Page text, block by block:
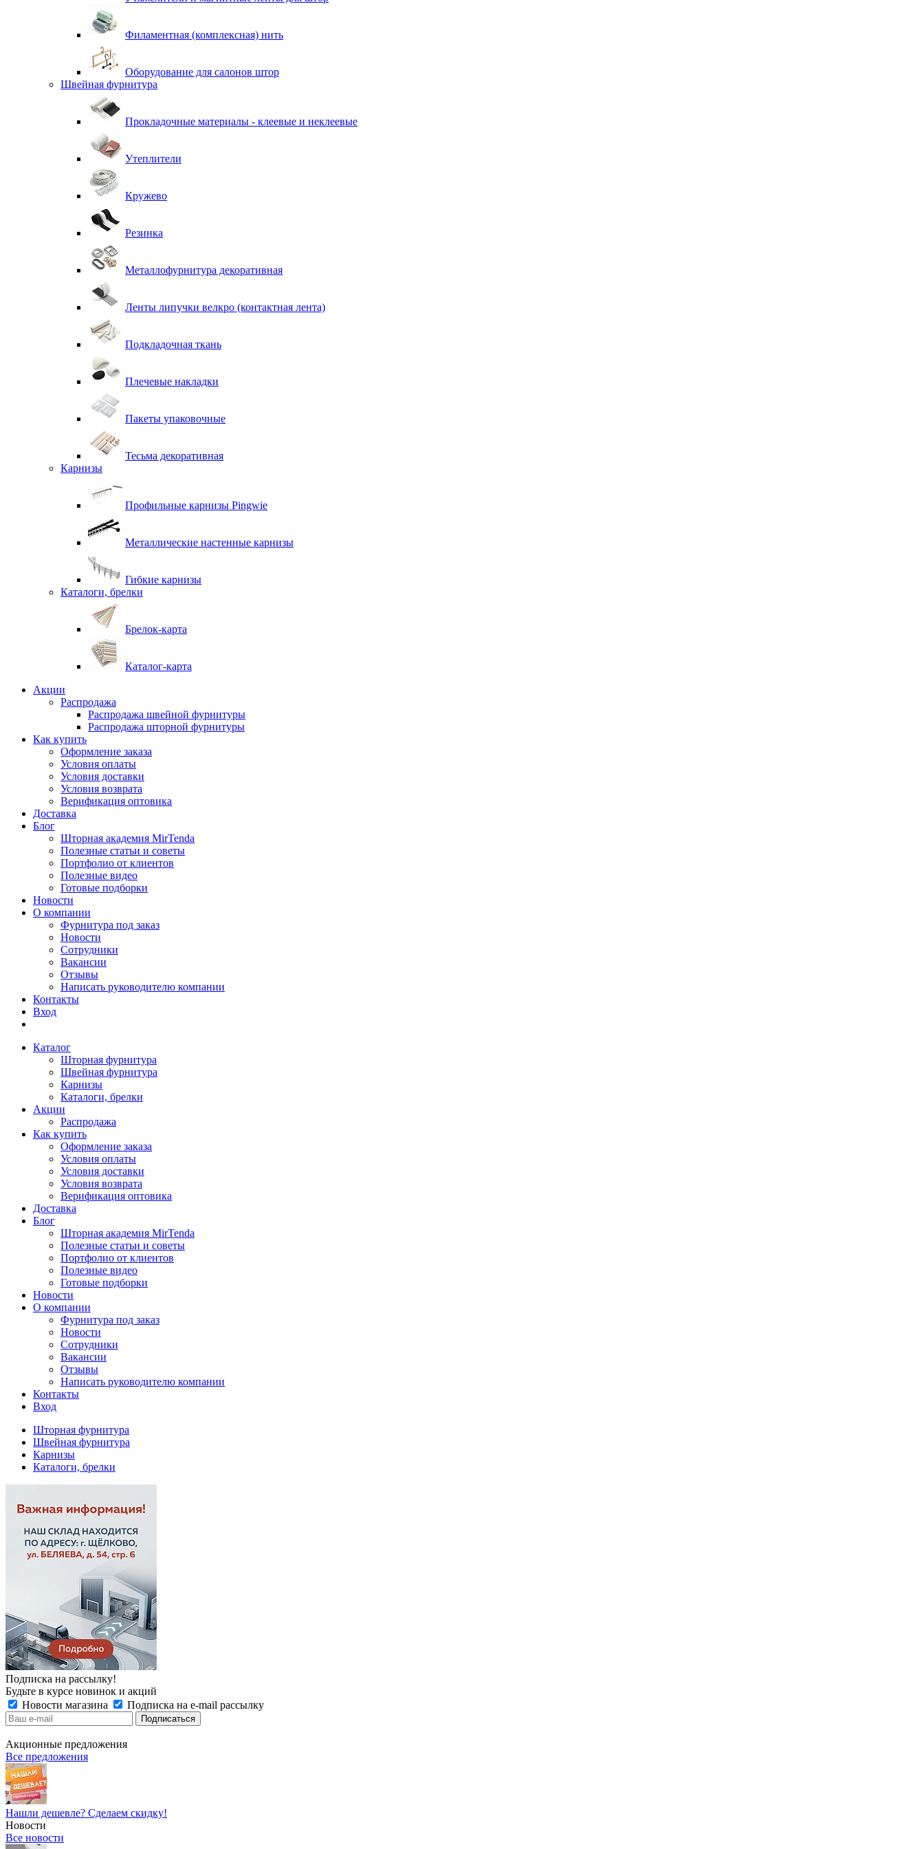
Филаментная (комплексная) нить
Оборудование для салонов штор
Швейная фурнитура
Прокладочные материалы - клеевые и неклеевые
Утеплители
Кружево
Резинка
Металлофурнитура декоративная
Ленты липучки велкро (контактная лента)
Подкладочная ткань
Плечевые накладки
Пакеты упаковочные
Тесьма декоративная
Карнизы
Профильные карнизы Pingwie
Металлические настенные карнизы
Гибкие карнизы
Каталоги, брелки
Брелок-карта
Каталог-карта
Акции
Распродажа
Распродажа швейной фурнитуры
Распродажа шторной фурнитуры
Как купить
Оформление заказа
Условия оплаты
Условия доставки
Условия возврата
Верификация оптовика
Доставка
Блог
Шторная академия MirTenda
Полезные статьи и советы
Портфолио от клиентов
Полезные видео
Готовые подборки
Новости
О компании
Фурнитура под заказ
Новости
Сотрудники
Вакансии
Отзывы
Написать руководителю компании
Контакты
Вход
Каталог
Шторная фурнитура
Швейная фурнитура
Карнизы
Каталоги, брелки
Акции
Распродажа
Как купить
Оформление заказа
Условия оплаты
Условия доставки
Условия возврата
Верификация оптовика
Доставка
Блог
Шторная академия MirTenda
Полезные статьи и советы
Портфолио от клиентов
Полезные видео
Готовые подборки
Новости
О компании
Фурнитура под заказ
Новости
Сотрудники
Вакансии
Отзывы
Написать руководителю компании
Контакты
Вход
Шторная фурнитура
Швейная фурнитура
Карнизы
Каталоги, брелки
Подписка на рассылку!
Будьте в курсе новинок и акций
Новости магазина
Подписка на e-mail рассылку
Акционные предложения
Все предложения
Нашли дешевле? Сделаем скидку!
Новости
Все новости